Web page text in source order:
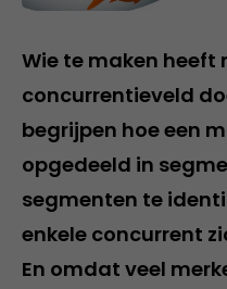
Wie te maken heeft
concurrentieveld
begrijpen hoe een
opgedeeld in
segmenten te
enkele concurrent
En omdat veel